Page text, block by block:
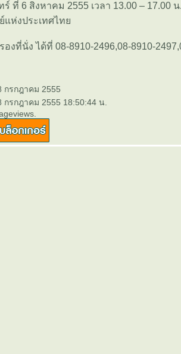
สิงหาคม 2555 เวลา 13.00 – 17.00 น
แห่งประเทศไท
นั่ง ได้ที่ 08-8910-2496,08-8910-
กรกฎาคม 2555
กรกฎาคม 2555 18:50:44 น.